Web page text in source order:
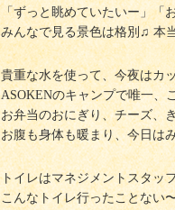
「ずっと眺めていたいー」「
みんなで見る景色は格別♫ 本
貴重な水を使って、今夜はカ
ASOKENのキャンプで唯一、
お弁当のおにぎり、チーズ、
お腹も身体も暖まり、今日は
トイレはマネジメントスタッ
こんなトイレ行ったことない